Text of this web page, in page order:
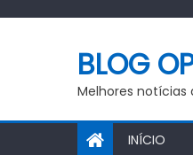
BLOG
Melhores notícias
INÍCIO